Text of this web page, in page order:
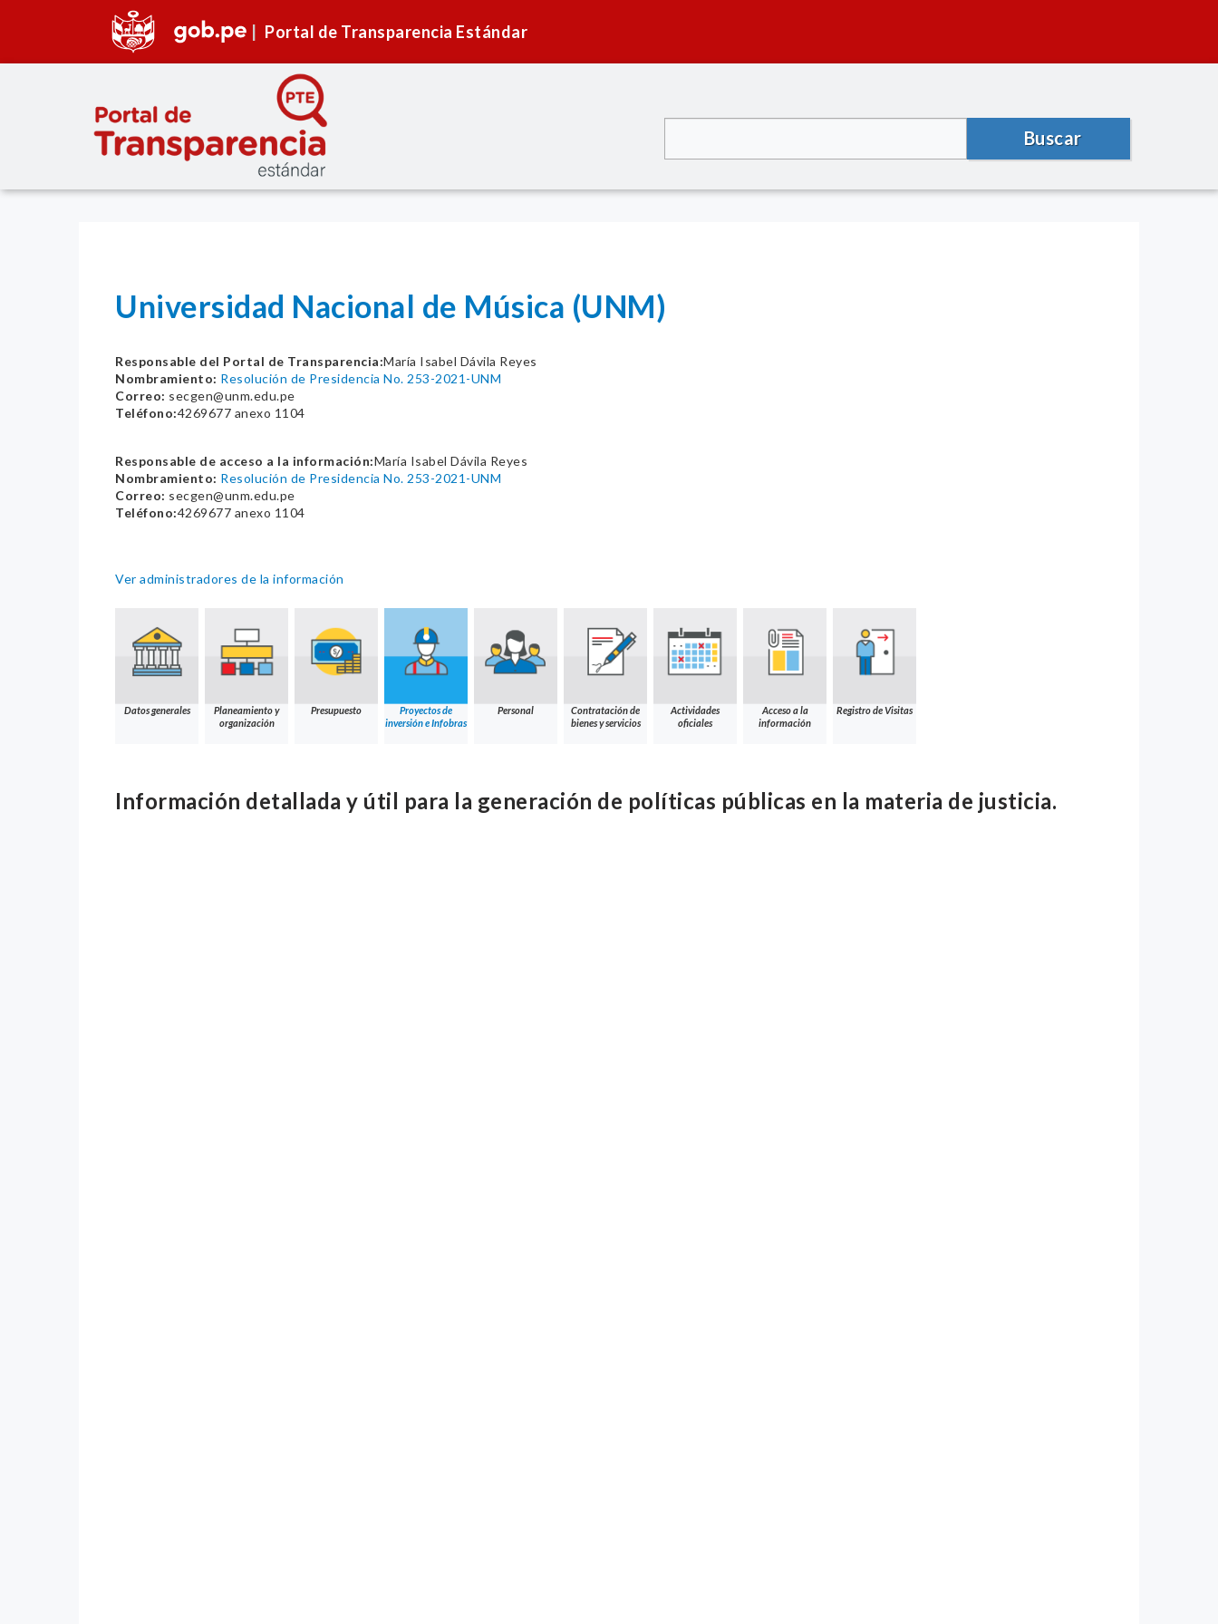
Portal de Transparencia Estándar
Buscar
Universidad Nacional de Música (UNM)
Responsable del Portal de Transparencia:María Isabel Dávila Reyes
Nombramiento: Resolución de Presidencia No. 253-2021-UNM
Correo: secgen@unm.edu.pe
Teléfono:4269677 anexo 1104
Responsable de acceso a la información:María Isabel Dávila Reyes
Nombramiento: Resolución de Presidencia No. 253-2021-UNM
Correo: secgen@unm.edu.pe
Teléfono:4269677 anexo 1104
Ver administradores de la información
Datos generales
Planeamiento y
organización
Presupuesto
Proyectos de
inversión e Infobras
Personal
Contratación de
bienes y servicios
Actividades
oficiales
Acceso a la
información
Registro de Visitas
Información detallada y útil para la generación de políticas públicas en la materia de justicia.